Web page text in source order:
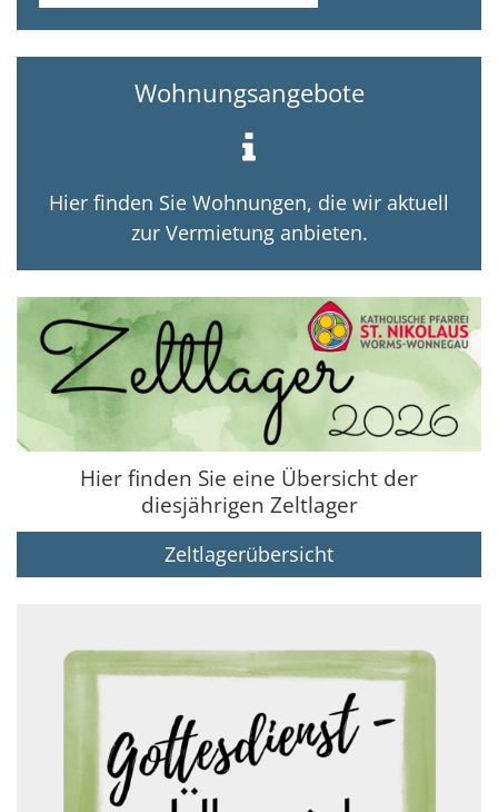
Wohnungsangebote
Hier finden Sie Wohnungen, die wir aktuell
zur Vermietung anbieten.
Hier finden Sie eine Übersicht der
diesjährigen Zeltlager
Zeltlagerübersicht